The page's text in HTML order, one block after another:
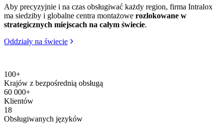
Aby precyzyjnie i na czas obsługiwać każdy region, firma Intralox
ma siedziby i globalne centra montażowe rozlokowane w
strategicznych miejscach na całym świecie.
Oddziały na świecie
100+
Krajów z bezpośrednią obsługą
60 000+
Klientów
18
Obsługiwanych języków